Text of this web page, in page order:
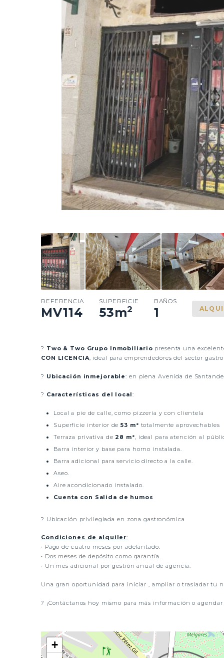
REFERENCIA
MV114
SUPERFICIE
53m2
BAÑOS
1
? Two & Two Grupo Inmobiliario presenta una
CON LICENCIA, ideal para emprendedores del sector
? Ubicación inmejorable: en plena Avenida de
? Características del local:
Local a pie de calle, como pizzería y con clientela
Superficie interior de53 m² totalmente aprovechables
Terraza privativa de 28 m² , ideal para atención al
Barra interior y base para horno instalada.
Barra adicional para servicio directo a la calle.
Aseo.
Aire acondicionado instalado.
Cuenta con Salida de humos
? Ubicación privilegiada en zona gastronómica
Condiciones de alquiler:
• Pago de cuatro meses por adelantado.
• Dos meses de depósito como garantía.
• Un mes adicional por gestión anual de agencia.
Una gran oportunidad para iniciar , ampliar o trasladar tu
? ¡Contáctanos hoy mismo para más información o
+